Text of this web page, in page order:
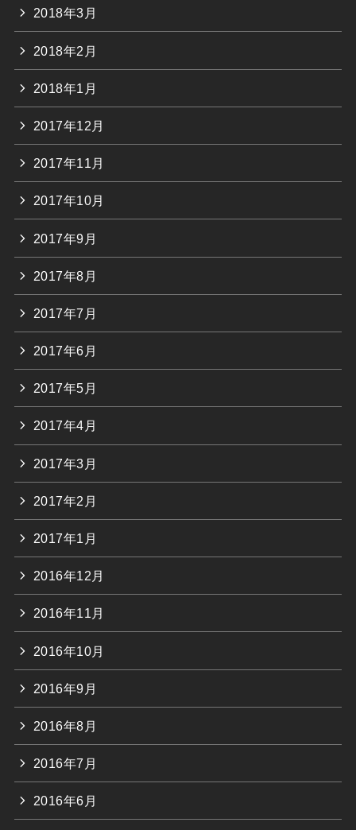
2018年3月
2018年2月
2018年1月
2017年12月
2017年11月
2017年10月
2017年9月
2017年8月
2017年7月
2017年6月
2017年5月
2017年4月
2017年3月
2017年2月
2017年1月
2016年12月
2016年11月
2016年10月
2016年9月
2016年8月
2016年7月
2016年6月